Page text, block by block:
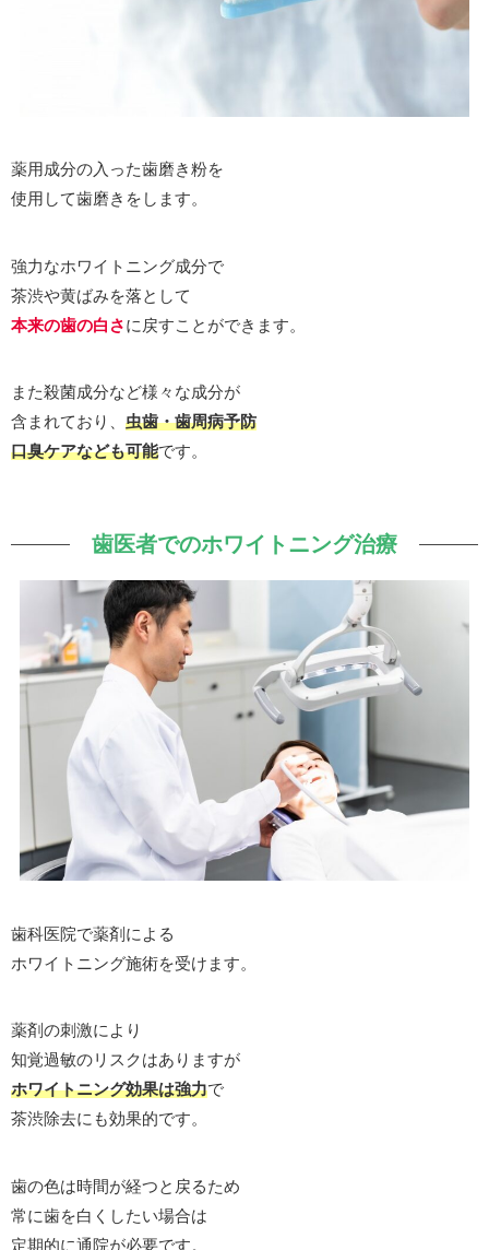
薬用成分の入った歯磨き粉を
使用して歯磨きをします。
強力なホワイトニング成分で
茶渋や黄ばみを落として
本来の歯の白さに戻すことができます。
また殺菌成分など様々な成分が
含まれており、 虫歯・歯周病予防
口臭ケアなども可能です。
歯医者でのホワイトニング治療
歯科医院で薬剤による
ホワイトニング施術を受けます。
薬剤の刺激により
知覚過敏のリスクはありますが
ホワイトニング効果は強力で
茶渋除去にも効果的です。
歯の色は時間が経つと戻るため
常に歯を白くしたい場合は
定期的に通院が必要です。